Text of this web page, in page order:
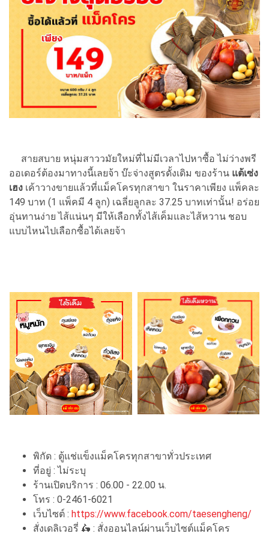
สายสบาย หนุ่มสาววมัยใหม่ที่ไม่มีเวลาไปหาซื้อ ไม่ว่างพรี
ออเดอร์ต้องมาทางนี้เลยจ้า บ๊ะจ่างสูตรดั้งเดิม ของร้าน แต้เซ่ง
เฮง เค้าวางขายแล้วที่แม็คโครทุกสาขา ในราคาเพียง แพ็คละ
149 บาท (1 แพ็คมี 4 ลูก) เฉลี่ยลูกละ 37.25 บาทเท่านั้น! อร่อย
อุ่นทานง่าย ไส้แน่นๆ มีให้เลือกทั้งไส้เค็มและไส้หวาน ชอบ
แบบไหนไปเลือกซื้อได้เลยจ้า
พิกัด : ตู้แช่แข็งแม็คโครทุกสาขาทั่วประเทศ
ที่อยู่ : ไม่ระบุ
ร้านเปิดบริการ : 06.00 - 22.00 น.
โทร : 0-2461-6021
เว็บไซต์ : https://www.facebook.com/taesengheng/
สั่งเดลิเวอรี่ 🛵 : สั่งออนไลน์ผ่านเว็บไซต์แม็คโคร